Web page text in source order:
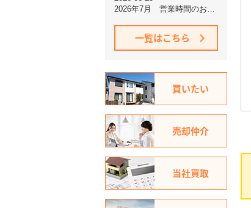
一覧はこちら
買いたい
売却仲介
当社買取